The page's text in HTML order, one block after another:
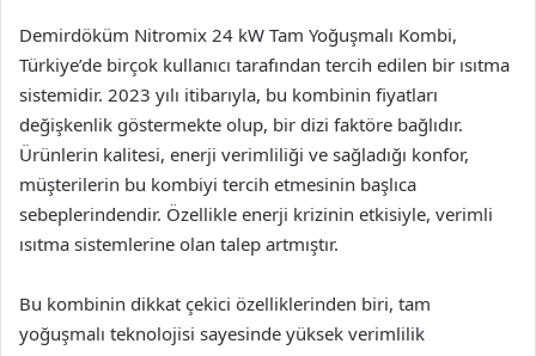
Demirdöküm Nitromix 24 kW Tam Yoğuşmalı Kombi,
Türkiye’de birçok kullanıcı tarafından tercih edilen bir ısıtma
sistemidir. 2023 yılı itibarıyla, bu kombinin fiyatları
değişkenlik göstermekte olup, bir dizi faktöre bağlıdır.
Ürünlerin kalitesi, enerji verimliliği ve sağladığı konfor,
müşterilerin bu kombiyi tercih etmesinin başlıca
sebeplerindendir. Özellikle enerji krizinin etkisiyle, verimli
ısıtma sistemlerine olan talep artmıştır.
Bu kombinin dikkat çekici özelliklerinden biri, tam
yoğuşmalı teknolojisi sayesinde yüksek verimlilik